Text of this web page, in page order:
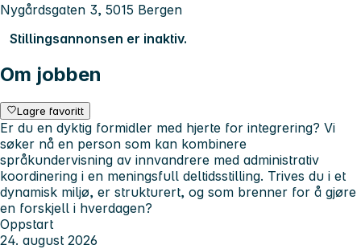
Nygårdsgaten 3, 5015 Bergen
Stillingsannonsen er inaktiv.
Om jobben
Lagre favoritt
Er du en dyktig formidler med hjerte for integrering? Vi
søker nå en person som kan kombinere
språkundervisning av innvandrere med administrativ
koordinering i en meningsfull deltidsstilling. Trives du i et
dynamisk miljø, er strukturert, og som brenner for å gjøre
en forskjell i hverdagen?
Oppstart
24. august 2026